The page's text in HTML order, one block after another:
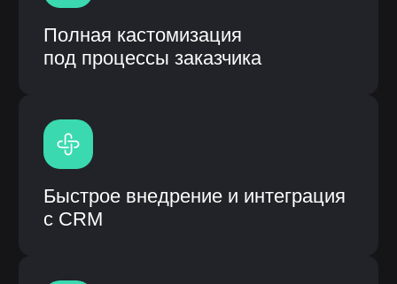
Модульная система процессов
Высокая скорость работы
системы